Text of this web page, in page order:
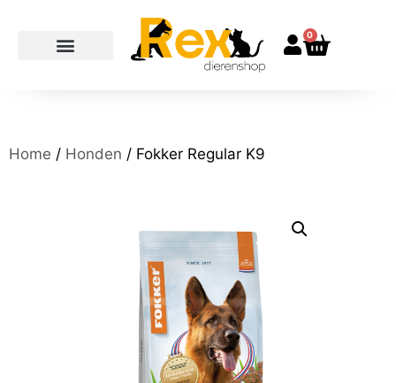
0
Home / Honden / Fokker Regular K9